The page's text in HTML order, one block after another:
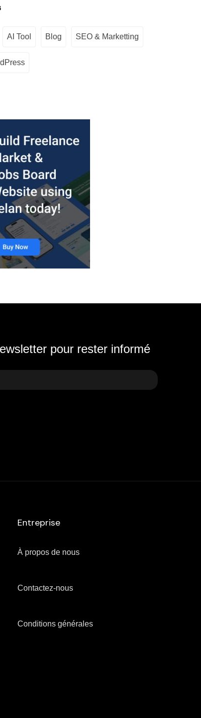
AI Tool Blog SEO & Marketting
pour rester informé
Entreprise
À propos de nous
Contactez-nous
Conditions générales